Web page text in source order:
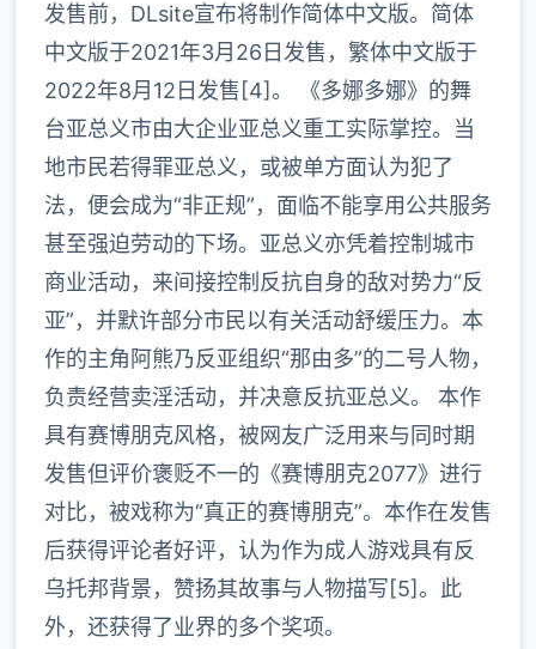
发售前，DLsite宣布将制作简体中文版。简体
中文版于2021年3月26日发售，繁体中文版于
2022年8月12日发售[4]。 《多娜多娜》的舞
台亚总义市由大企业亚总义重工实际掌控。当
地市民若得罪亚总义，或被单方面认为犯了
法，便会成为“非正规”，面临不能享用公共服务
甚至强迫劳动的下场。亚总义亦凭着控制城市
商业活动，来间接控制反抗自身的敌对势力“反
亚”，并默许部分市民以有关活动舒缓压力。本
作的主角阿熊乃反亚组织“那由多”的二号人物，
负责经营卖淫活动，并决意反抗亚总义。 本作
具有赛博朋克风格，被网友广泛用来与同时期
发售但评价褒贬不一的《赛博朋克2077》进行
对比，被戏称为“真正的赛博朋克”。本作在发售
后获得评论者好评，认为作为成人游戏具有反
乌托邦背景，赞扬其故事与人物描写[5]。此
外，还获得了业界的多个奖项。